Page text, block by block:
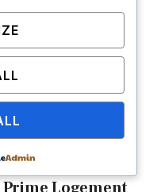
directement
rejette
C’est la
et efficace.
de l’Anah
Des